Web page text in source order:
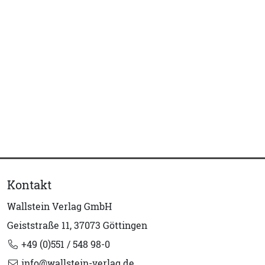
Kontakt
Wallstein Verlag GmbH
Geiststraße 11, 37073 Göttingen
+49 (0)551 / 548 98-0